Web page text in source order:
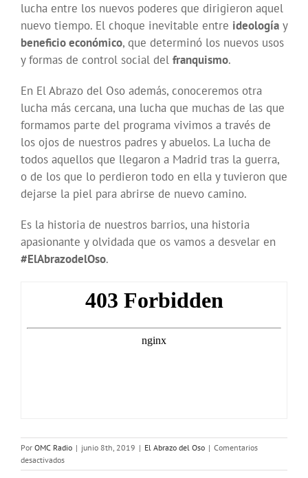
lucha entre los nuevos poderes que dirigieron aquel
nuevo tiempo. El choque inevitable entre ideología y
beneficio económico, que determinó los nuevos usos
y formas de control social del franquismo.
En El Abrazo del Oso además, conoceremos otra
lucha más cercana, una lucha que muchas de las que
formamos parte del programa vivimos a través de
los ojos de nuestros padres y abuelos. La lucha de
todos aquellos que llegaron a Madrid tras la guerra,
o de los que lo perdieron todo en ella y tuvieron que
dejarse la piel para abrirse de nuevo camino.
Es la historia de nuestros barrios, una historia
apasionante y olvidada que os vamos a desvelar en
#ElAbrazodelOso.
Por OMC Radio | junio 8th, 2019 | El Abrazo del Oso | Comentarios
desactivadosen
El